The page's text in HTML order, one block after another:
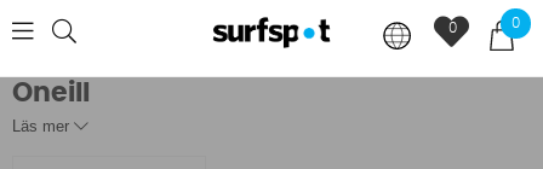
0
0
Oneill
Läs mer